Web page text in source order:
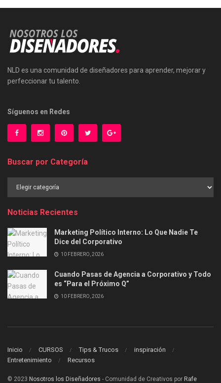
NLD es una comunidad de diseñadores para aprender, mejorar y
perfeccionar tu talento.
Síguenos en Redes
Buscar por Categoría
Buscar
Noticias Recientes
Marketing Político Interno: Lo Que Nadie Te
Dice del Corporativo
10 FEBRERO, 2026
Cuando Pasas de Agencia a Corporativo y Todo
es “Para el Próximo Q”
10 FEBRERO, 2026
Inicio CURSOS Tips & Trucos
inspiración
Entretenimiento
Recursos
© 2023 Nosotros los Diseñadores - Comunidad de Creativos por Rafe